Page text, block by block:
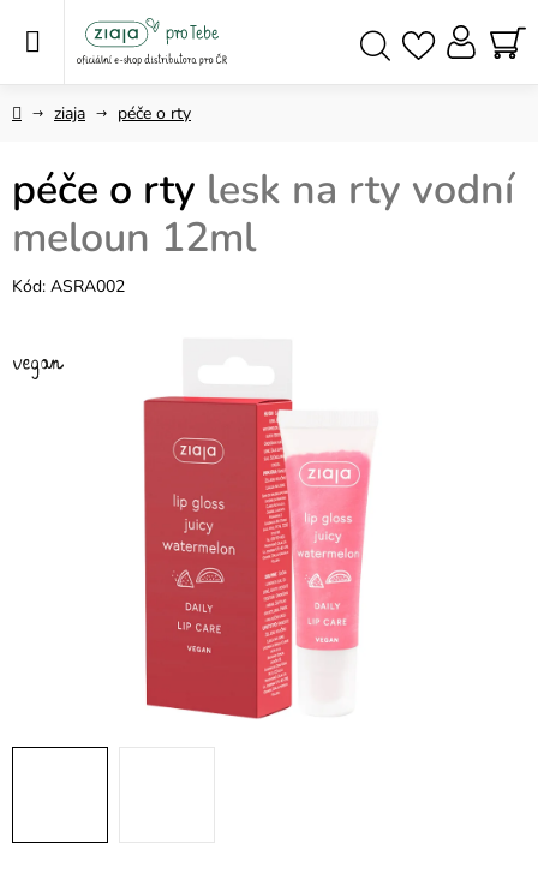
Domůziaja péče o rty
péče o rty lesk na rty vodní
meloun 12ml
Kód: ASRA002